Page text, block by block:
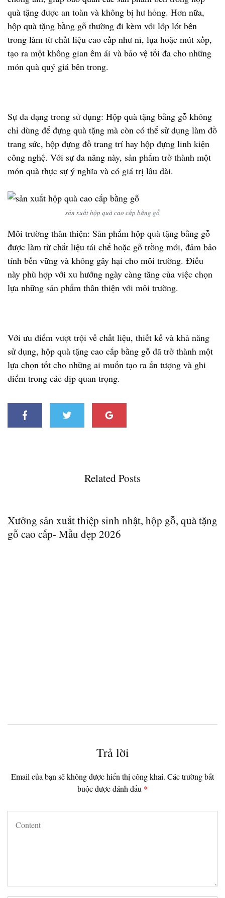
quà tặng được an toàn và không bị hư hỏng. Hơn nữa,
hộp quà tặng bằng gỗ thường đi kèm với lớp lót bên
trong làm từ chất liệu cao cấp như nỉ, lụa hoặc mút xốp,
tạo ra một không gian êm ái và bảo vệ tối đa cho những
món quà quý giá bên trong.
Sự đa dạng trong sử dụng: Hộp quà tặng bằng gỗ không
chỉ dùng để đựng quà tặng mà còn có thể sử dụng làm đồ
trang sức, hộp đựng đồ trang trí hay hộp đựng linh kiện
công nghệ. Với sự đa năng này, sản phẩm trở thành một
món quà thực sự ý nghĩa và có giá trị lâu dài.
sản xuất hộp quà cao cấp bằng gỗ
Môi trường thân thiện: Sản phẩm hộp quà tặng bằng gỗ
được làm từ chất liệu tái chế hoặc gỗ trồng mới, đảm bảo
tính bền vững và không gây hại cho môi trường. Điều
này phù hợp với xu hướng ngày càng tăng của việc chọn
lựa những sản phẩm thân thiện với môi trường.
Với ưu điểm vượt trội về chất liệu, thiết kế và khả năng
sử dụng, hộp quà tặng cao cấp bằng gỗ đã trở thành một
lựa chọn tốt cho những ai muốn tạo ra ấn tượng và ghi
điểm trong các dịp quan trọng.
Related Posts
Xưởng sản xuất thiệp sinh nhật, hộp gỗ, quà tặng
gỗ cao cấp- Mẫu đẹp 2026
Trả lời
Email của bạn sẽ không được hiển thị công khai. Các trường bắt
buộc được đánh dấu *